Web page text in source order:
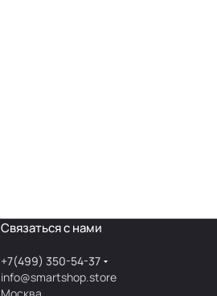
Связаться с нами
+7(499) 350-54-37
info@smartshop.store